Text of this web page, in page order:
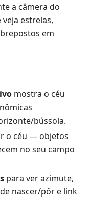
a câmera do
estrelas,
em
mostra o céu
bússola.
o céu — objetos
no seu campo
para ver azimute,
nascer/pôr e link